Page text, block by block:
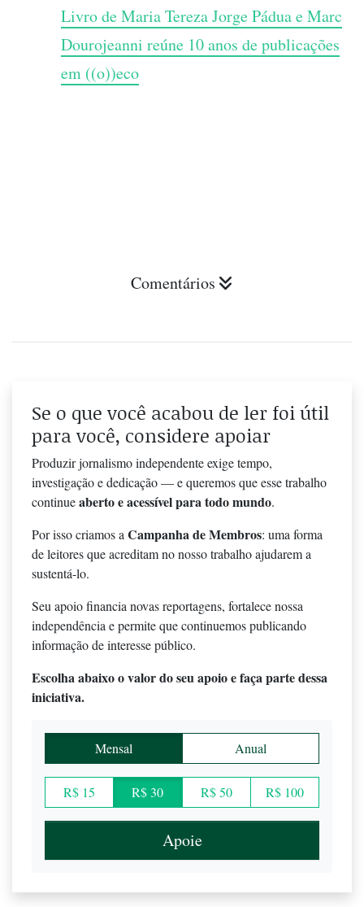
Livro de Maria Tereza Jorge Pádua e Marc
Dourojeanni reúne 10 anos de publicações
em ((o))eco
Comentários
Se o que você acabou de ler foi útil
para você, considere apoiar
Produzir jornalismo independente exige tempo,
investigação e dedicação — e queremos que esse trabalho
continueaberto e acessível para todo mundo.
Por isso criamos aCampanha de Membros: uma forma
de leitores que acreditam no nosso trabalho ajudarem a
sustentá-lo.
Seu apoio financia novas reportagens, fortalece nossa
independência e permite que continuemos publicando
informação de interesse público.
Escolha abaixo o valor do seu apoio e faça parte dessa
iniciativa.
Mensal Anual
R$ 15 R$ 30 R$ 50 R$ 100
Apoie